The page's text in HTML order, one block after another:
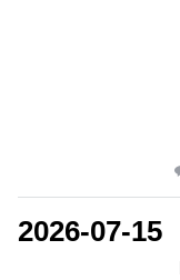
2026-07-15